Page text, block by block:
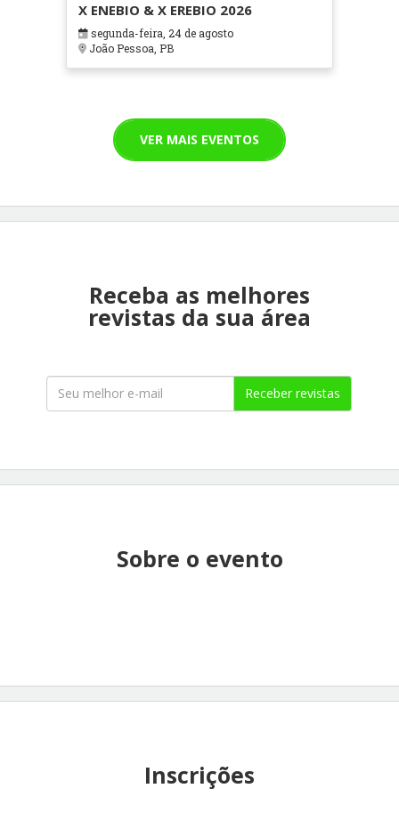
X ENEBIO & X EREBIO 2026
segunda-feira, 24 de agosto
João Pessoa, PB
VER MAIS EVENTOS
Receba as melhores
revistas da sua área
Receber revistas
Sobre o evento
Inscrições